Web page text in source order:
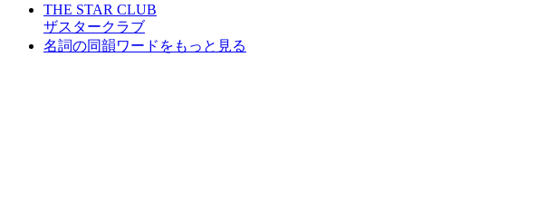
THE STAR CLUB
ザスタークラブ
名詞の同韻ワードをもっと見る